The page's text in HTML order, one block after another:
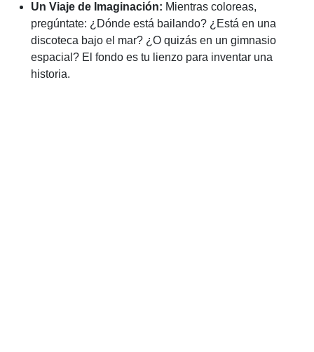
Un Viaje de Imaginación: Mientras coloreas,
pregúntate: ¿Dónde está bailando? ¿Está en una
discoteca bajo el mar? ¿O quizás en un gimnasio
espacial? El fondo es tu lienzo para inventar una
historia.